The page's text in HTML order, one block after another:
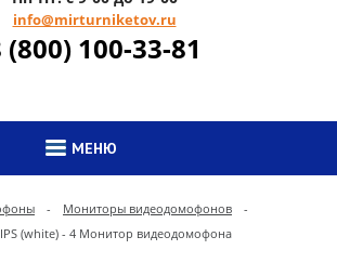
info@mirturniketov.ru
(800) 100-33-81
МЕНЮ
- Мониторы видеодомофонов
-
(white) - 4 Монитор видеодомофона